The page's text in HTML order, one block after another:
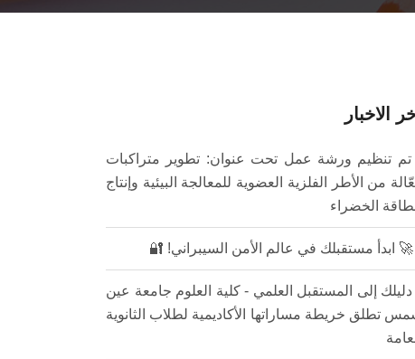
الاخبار
تم تنظيم ورشة عمل تحت عنوان: تطوير متراكبات
من الأطر الفلزية العضوية للمعالجة البيئية وإنتاج
الخضراء
🚀 ابدأ مستقبلك في عالم الأمن السيبراني! 🔐
دليلك إلى المستقبل العلمي - كلية العلوم جامعة عين
تطلق خريطة مساراتها الأكاديمية لطلاب الثانوية